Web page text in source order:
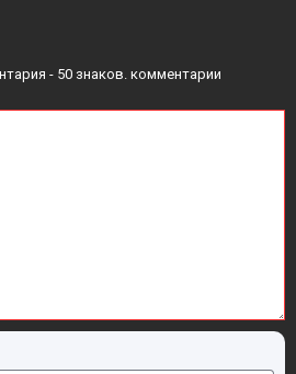
- 50 знаков. комментарии